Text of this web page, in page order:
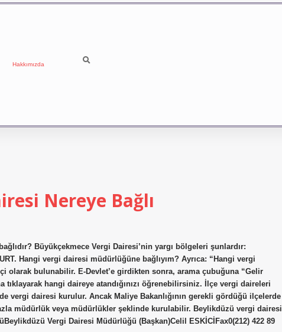
Hakkımızda
Nereye Bağlı
Büyükçekmece Vergi Dairesi’nin yargı bölgeleri şunlardır:
Hangi vergi dairesi müdürlüğüne bağlıyım? Ayrıca: “Hangi vergi
olarak bulunabilir. E-Devlet’e girdikten sonra, arama çubuğuna “Gelir
tıklayarak hangi daireye atandığınızı öğrenebilirsiniz. İlçe vergi daireleri
vergi dairesi kurulur. Ancak Maliye Bakanlığının gerekli gördüğü ilçelerde
müdürlük veya müdürlükler şeklinde kurulabilir. Beylikdüzü vergi dairesi
Vergi Dairesi Müdürlüğü (Başkan)Celil ESKİCİFax0(212) 422 89